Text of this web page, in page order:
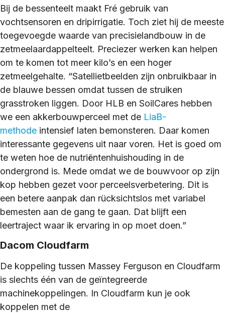
Bij de bessenteelt maakt Fré gebruik van
vochtsensoren en dripirrigatie. Toch ziet hij de meeste
toegevoegde waarde van precisielandbouw in de
zetmeelaardappelteelt. Preciezer werken kan helpen
om te komen tot meer kilo’s en een hoger
zetmeelgehalte. “Satellietbeelden zijn onbruikbaar in
de blauwe bessen omdat tussen de struiken
grasstroken liggen. Door HLB en SoilCares hebben
we een akkerbouwperceel met de LiaB-
methode intensief laten bemonsteren. Daar komen
interessante gegevens uit naar voren. Het is goed om
te weten hoe de nutriëntenhuishouding in de
ondergrond is. Mede omdat we de bouwvoor op zijn
kop hebben gezet voor perceelsverbetering. Dit is
een betere aanpak dan rücksichtslos met variabel
bemesten aan de gang te gaan. Dat blijft een
leertraject waar ik ervaring in op moet doen.”
Dacom Cloudfarm
De koppeling tussen Massey Ferguson en Cloudfarm
is slechts één van de geïntegreerde
machinekoppelingen. In Cloudfarm kun je ook
koppelen met de